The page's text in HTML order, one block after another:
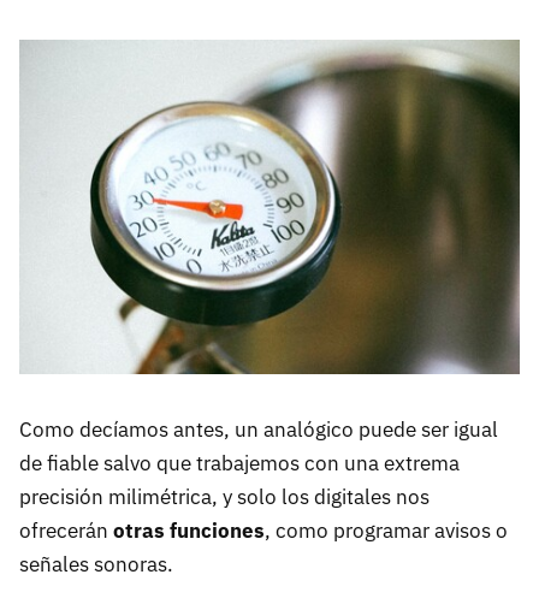
Como decíamos antes, un analógico puede ser igual
de fiable salvo que trabajemos con una extrema
precisión milimétrica, y solo los digitales nos
ofrecerán otras funciones, como programar avisos o
señales sonoras.